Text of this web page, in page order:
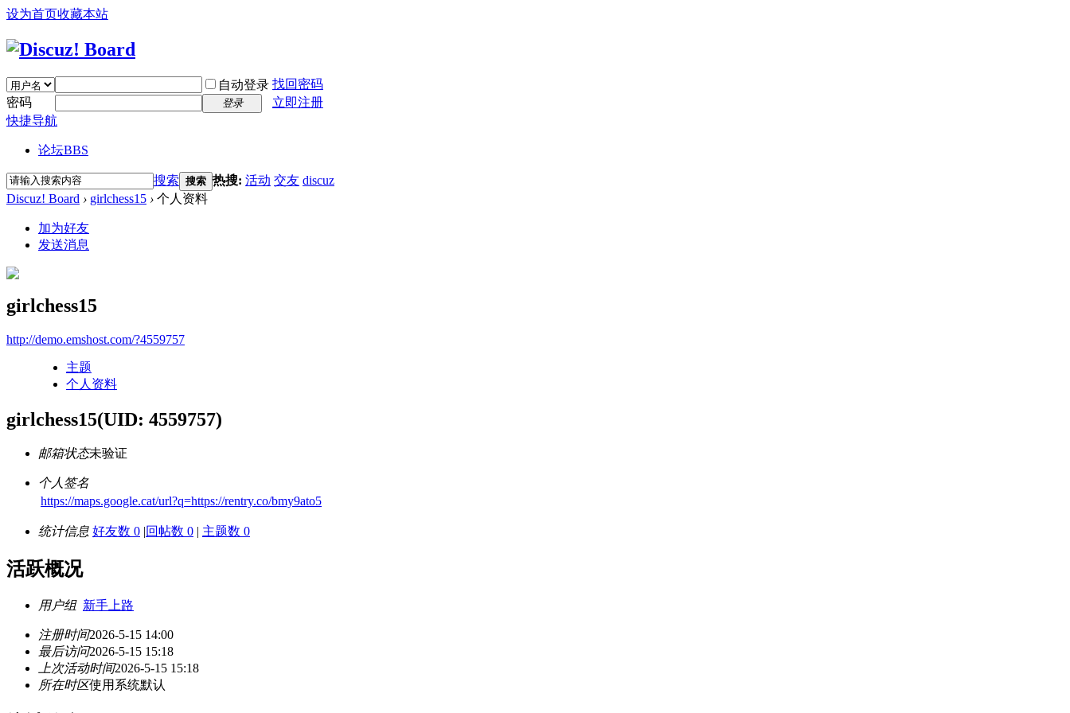
设为首页收藏本站
自动登录 找回密码
密码
登录
立即注册
快捷导航
论坛BBS
搜索 搜索 热搜: 活动 交友 discuz
Discuz! Board › girlchess15 › 个人资料
加为好友
发送消息
girlchess15
http://demo.emshost.com/?4559757
主题
个人资料
girlchess15(UID: 4559757)
邮箱状态未验证
个人签名
https://maps.google.cat/url?q=https://rentry.co/bmy9ato5
统计信息 好友数 0 |回帖数 0 | 主题数 0
活跃概况
用户组 新手上路
注册时间2026-5-15 14:00
最后访问2026-5-15 15:18
上次活动时间2026-5-15 15:18
所在时区使用系统默认